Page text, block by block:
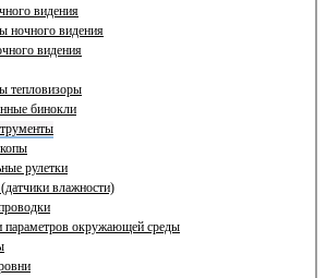
видения
ночного видения
видения
тепловизоры
бинокли
рулетки
влажности)
параметров окружающей среды